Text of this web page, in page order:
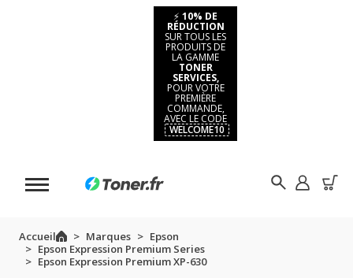
⚡ 10% DE
RÉDUCTION
SUR TOUS LES
PRODUITS DE
LA GAMME
TONER
SERVICES,
POUR VOTRE
PREMIÈRE
COMMANDE,
AVEC LE CODE
WELCOME10
Accueil Marques
Epson
Epson Expression Premium Series
Epson Expression Premium XP-630